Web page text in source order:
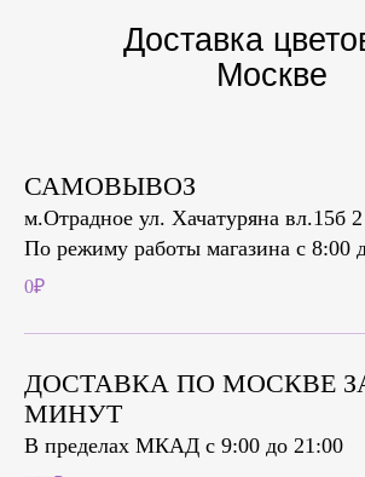
Доставка
Москве
САМОВЫВОЗ
м.Отрадное ул. Хачатуряна вл.15б
По режиму работы магазина с 8:00
0₽
ДОСТАВКА ПО МОСКВЕ
МИНУТ
В пределах МКАД с 9:00 до 21:00